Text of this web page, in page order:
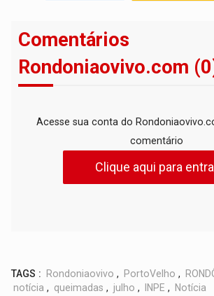
Comentários
Rondoniaovivo.com
Acesse sua conta do
comentário
Clique aqui para
TAGS : Rondoniaovivo , PortoVelho ,
notícia , queimadas , julho , INPE , Notícia